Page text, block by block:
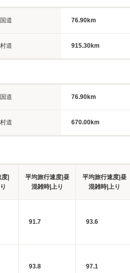
道 76.90km
道 915.30km
道 76.90km
道 670.00km
|
平均旅行速度|昼
混雑時|上り
平均旅行速度|昼
混雑時|上り
91.7 93.6
93.8 97.1